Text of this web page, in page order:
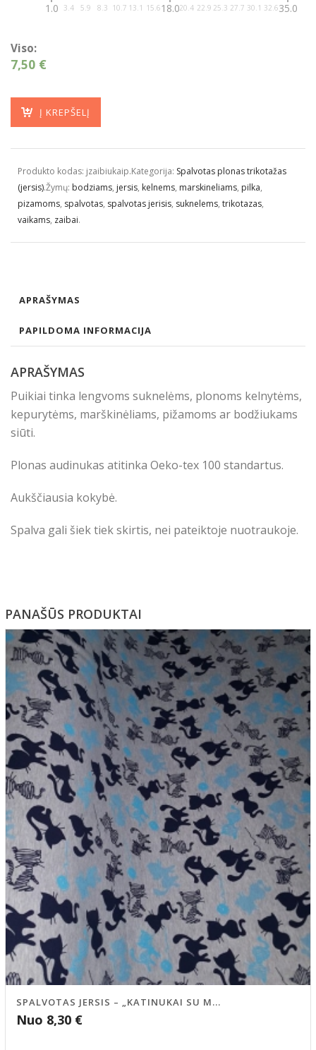
1.0 3.4 5.9 8.3 10.7 13.1 15.618.020.4 22.9 25.3 27.7 30.1 32.635.0
Viso:
7,50 €
Į KREPŠELĮ
Produkto kodas: jzaibiukaip.Kategorija: Spalvotas plonas trikotažas
(jersis).Žymų: bodziams, jersis, kelnems, marskineliams, pilka,
pizamoms, spalvotas, spalvotas jerisis, suknelems, trikotazas,
vaikams, zaibai.
APRAŠYMAS
PAPILDOMA INFORMACIJA
APRAŠYMAS
Puikiai tinka lengvoms suknelėms, plonoms kelnytėms,
kepurytėms, marškinėliams, pižamoms ar bodžiukams
siūti.
Plonas audinukas atitinka Oeko-tex 100 standartus.
Aukščiausia kokybė.
Spalva gali šiek tiek skirtis, nei pateiktoje nuotraukoje.
PANAŠŪS PRODUKTAI
SPALVOTAS JERSIS – „KATINUKAI SU M...
Nuo 8,30 €